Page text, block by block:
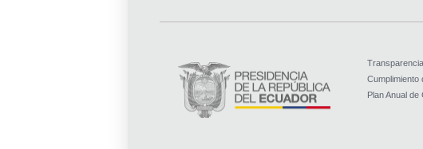
Transparencia
Cumplimiento
Plan Anual de